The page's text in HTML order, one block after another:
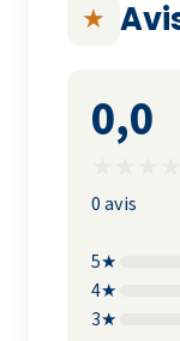
★
0,0
0 avis
5★
4★
3★